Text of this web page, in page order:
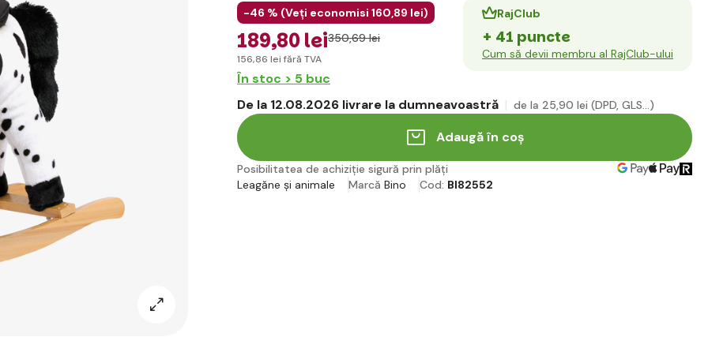
-46 % (Veți economisi 160,89 lei)
189,80 lei350,69 lei
156,86 lei fără TVA
RajClub
+ 41 puncte
Cum să devii membru al RajClub-ului
În stoc > 5 buc
De la 12.08.2026 livrare la dumneavoastră
de la 25,90 lei (DPD, GLS...)
Adaugă în coș
Posibilitatea de achiziție sigură prin plăți
Leagăne și animale
Marcă Bino Cod: BI82552